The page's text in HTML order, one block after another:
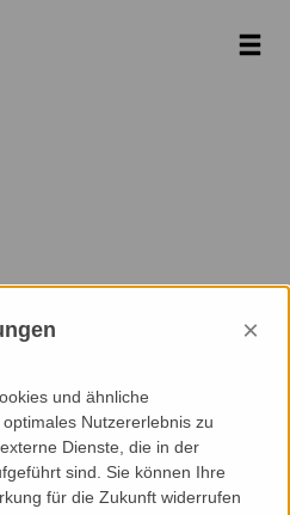
×
und ähnliche
Nutzererlebnis zu
Dienste, die in der
sind. Sie können Ihre
für die Zukunft widerrufen